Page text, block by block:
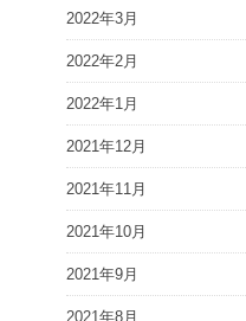
2022年3月
2022年2月
2022年1月
2021年12月
2021年11月
2021年10月
2021年9月
2021年8月